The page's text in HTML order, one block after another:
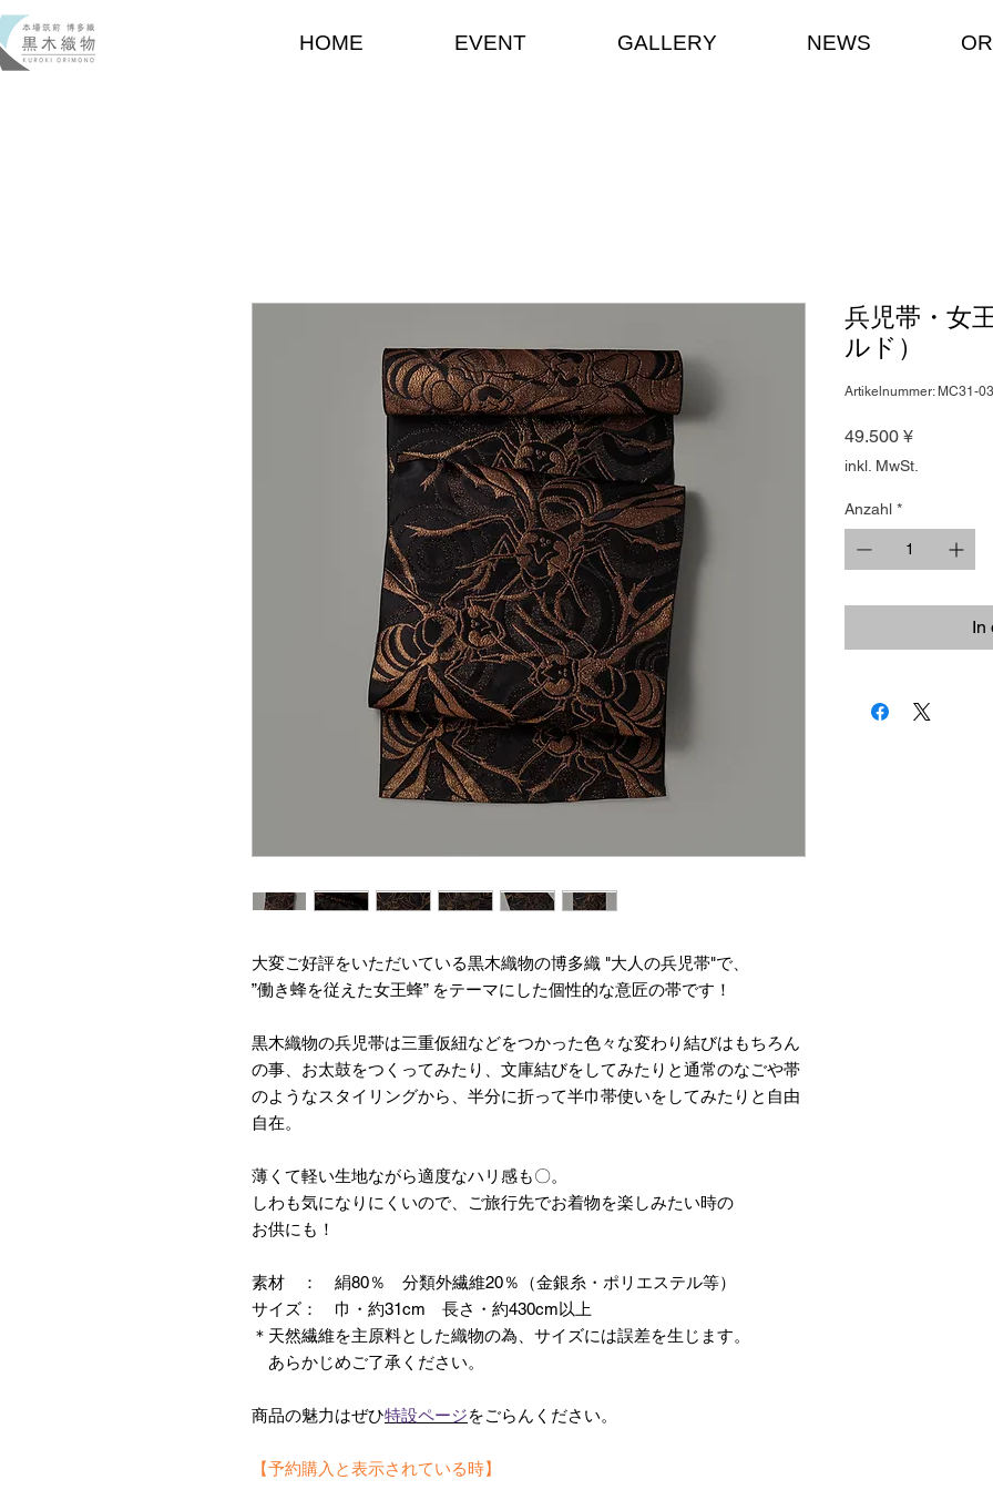
HOME EVENT GALLERY NEWS
大変ご好評をいただいている黒木織物の博多織 "大人の兵児帯"で、
”働き蜂を従えた女王蜂” をテーマにした個性的な意匠の帯です！
黒木織物の兵児帯は三重仮紐などをつかった色々な変わり結びはもちろん
の事、お太鼓をつくってみたり、文庫結びをしてみたりと通常のなごや帯
のようなスタイリングから、半分に折って半巾帯使いをしてみたりと自由
自在。
薄くて軽い生地ながら適度なハリ感も〇。
しわも気になりにくいので、ご旅行先でお着物を楽しみたい時の
お供にも！
素材 ： 絹80％ 分類外繊維20％（金銀糸・ポリエステル等）
サイズ： 巾・約31cm 長さ・約430cm以上
＊天然繊維を主原料とした織物の為、サイズには誤差を生じます。
あらかじめご了承ください。
商品の魅力はぜひ特設ページをごらんください。
【予約購入と表示されている時】
兵児帯・女
ルド）
Artikelnummer: MC31-
49.500 ¥Preis
inkl. MwSt.
Anzahl *
In